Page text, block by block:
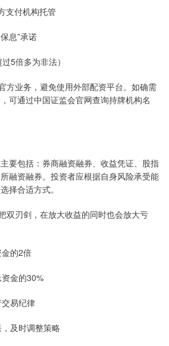
支付机构托管
息”承诺
5倍多为非法）
方业务，避免使用外部配资平台。如确需
可通过中国证监会官网查询持牌机构名
要包括：券商融资融券、收益凭证、股指
融资融券。投资者应根据自身风险承受能
择合适方式。
双刃剑，在放大收益的同时也会放大亏
的2倍
金的30%
易纪律
及时调整策略